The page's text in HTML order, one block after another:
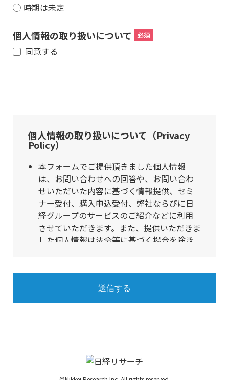
時期は未定
個人情報の取り扱いについて
同意する
個人情報の取り扱いについて（Privacy
Policy）
本フォームでご提供頂きました個人情報
は、お問い合わせへの回答や、お問い合わ
せいただいた内容に基づく情報提供、セミ
ナー受付、購入申込受付、弊社ならびに日
経グループのサービスのご紹介などに利用
させていただきます。また、提供いただきま
した個人情報は法令等に基づく場合を除き
定する委託基準を充足する先を選定して委
託を行い、適切な取扱いが行われるよう監
督します。
晃です。ご不明な点はhttps://www.nikkei-